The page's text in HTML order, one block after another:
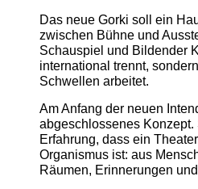
Das neue Gorki soll ein
zwischen Bühne und
Schauspiel und Bildender
international trennt,
Schwellen arbeitet.
Am Anfang der neuen
abgeschlossenes
Erfahrung, dass ein
Organismus ist: aus
Räumen, Erinnerungen